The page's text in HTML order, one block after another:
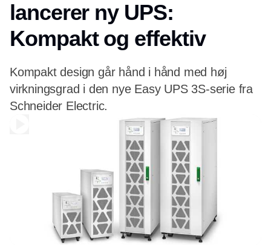
lancerer ny UPS:
Kompakt og effektiv
Kompakt design går hånd i hånd med høj
virkningsgrad i den nye Easy UPS 3S-serie fra
Schneider Electric.